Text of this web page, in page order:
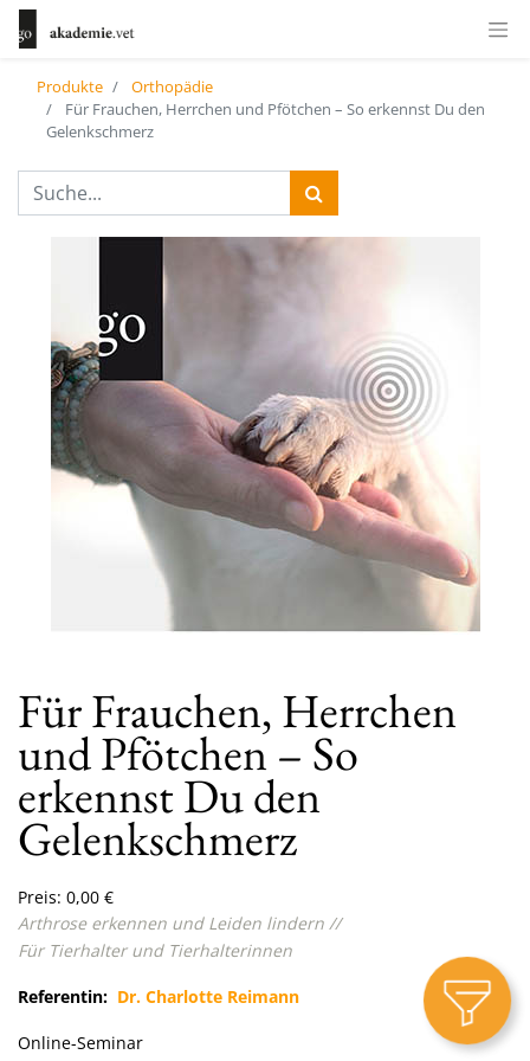
Produkte
Orthopädie
Für Frauchen, Herrchen und Pfötchen – So erkennst Du den
Gelenkschmerz
Für Frauchen, Herrchen
und Pfötchen – So
erkennst Du den
Gelenkschmerz
Preis: 0,00 €
Arthrose erkennen und Leiden lindern //
Für Tierhalter und Tierhalterinnen
Referentin: Dr. Charlotte Reimann
Online-Seminar